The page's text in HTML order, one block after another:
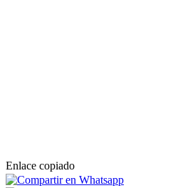
Enlace copiado